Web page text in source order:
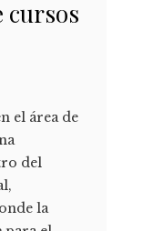
cursos
el área de
del
la